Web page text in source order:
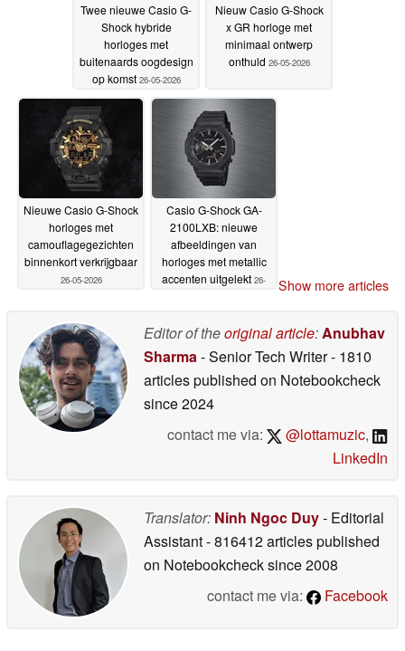
Twee nieuwe Casio G-
Shock hybride
horloges met
buitenaards oogdesign
op komst 26-05-2026
Nieuw Casio G-Shock
x GR horloge met
minimaal ontwerp
onthuld 26-05-2026
Nieuwe Casio G-Shock
horloges met
camouflagegezichten
binnenkort verkrijgbaar
26-05-2026
Casio G-Shock GA-
2100LXB: nieuwe
afbeeldingen van
horloges met metallic
accenten uitgelekt 26-
Show more articles
Editor of theoriginal article:Anubhav
Sharma- Senior Tech Writer- 1810
articles published on Notebookcheck
since 2024
contact me via:
@lottamuzic,
LinkedIn
Translator: Ninh Ngoc Duy- Editorial
Assistant- 816412 articles published
on Notebookchecksince 2008
contact me via:
Facebook